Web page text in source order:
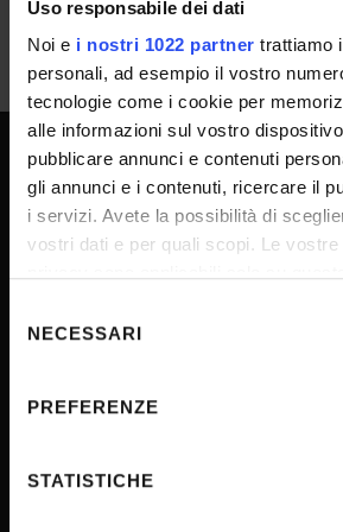
Uso responsabile dei dati
Noi e i nostri 1022 partner trattiamo
personali, ad esempio il vostro
tecnologie come i cookie per
alle informazioni sul vostro
pubblicare annunci e contenuti
gli annunci e i contenuti, ricercare il
i servizi. Avete la possibilità di
vostri dati e per quali scopi. Le
modificare o revocare il proprio
momento dalla Dichiarazione sui
raccogliere informazioni sulla tua
geografica, con
delNECESSARI
PREFERENZE
STATISTICHE
UNIVERSITY SERVICES
Transparency
Terms and conditions